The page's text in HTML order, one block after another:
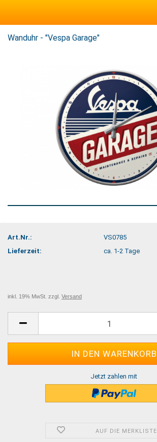
Wanduhr - "Vespa Garage"
Art.Nr.:
VS0785
Lieferzeit:
ca. 1-2 Tage
inkl. 19% MwSt. zzgl. Versand
Jetzt zahlen mit
AUF DIE MERKLISTE